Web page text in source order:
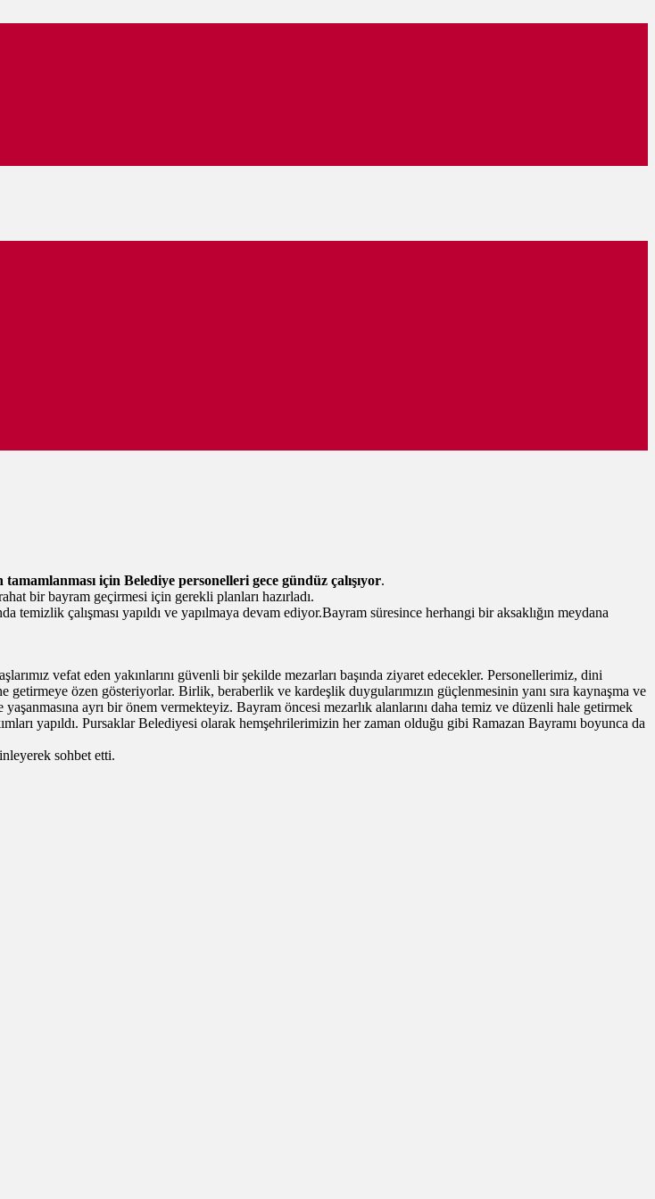
için Belediye personelleri gece gündüz çalışıyor.
bir bayram geçirmesi için gerekli planları hazırladı.
çalışması yapıldı ve yapılmaya devam ediyor.Bayram süresince herhangi bir aksaklığın meydana
vefat eden yakınlarını güvenli bir şekilde mezarları başında ziyaret edecekler. Personellerimiz, dini
özen gösteriyorlar. Birlik, beraberlik ve kardeşlik duygularımızın güçlenmesinin yanı sıra kaynaşma ve
ayrı bir önem vermekteyiz. Bayram öncesi mezarlık alanlarını daha temiz ve düzenli hale getirmek
yapıldı. Pursaklar Belediyesi olarak hemşehrilerimizin her zaman olduğu gibi Ramazan Bayramı boyunca da
sohbet etti.